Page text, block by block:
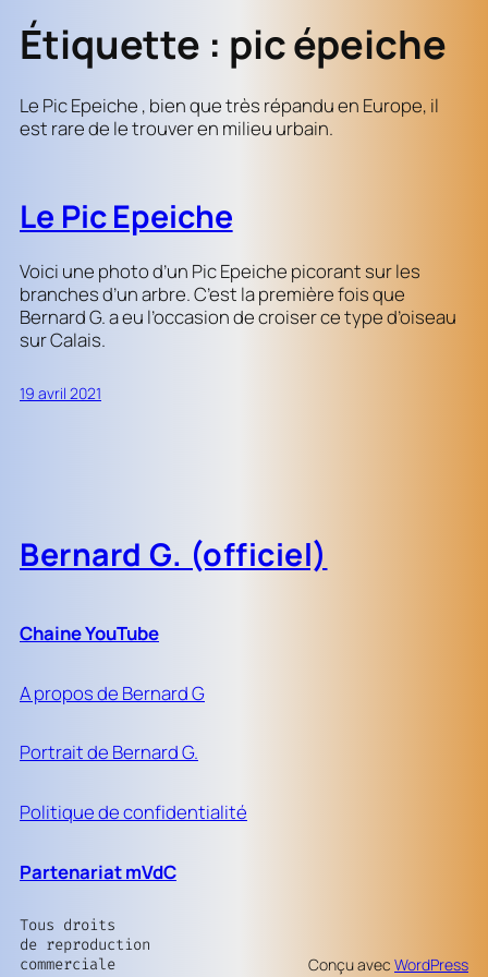
Étiquette : pic épeiche
Le Pic Epeiche , bien que très répandu en Europe, il
est rare de le trouver en milieu urbain.
Le Pic Epeiche
Voici une photo d’un Pic Epeiche picorant sur les
branches d’un arbre. C’est la première fois que
Bernard G. a eu l’occasion de croiser ce type d’oiseau
sur Calais.
19 avril 2021
Bernard G. (officiel)
Chaine YouTube
A propos de Bernard G
Portrait de Bernard G.
Politique de confidentialité
Partenariat mVdC
Tous droits
de reproduction
commerciale
Conçu avec WordPress